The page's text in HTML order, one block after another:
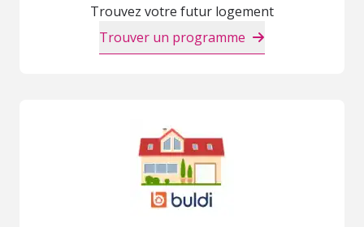
Trouvez votre futur logement
Trouver un programme